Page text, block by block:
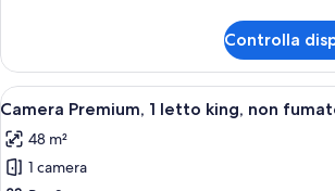
king
(Nobu)
Deluxe,
letto
(Nobu)
Controlla
Apri
tutte
le
foto
Una camera
4
Camera Premium, 1 letto king, non
48 m²
1 camera